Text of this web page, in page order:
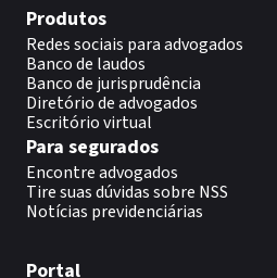
Produtos
Redes sociais para advogados
Banco de laudos
Banco de jurisprudência
Diretório de advogados
Escritório virtual
Para segurados
Encontre advogados
Tire suas dúvidas sobre NSS
Notícias previdenciárias
Portal